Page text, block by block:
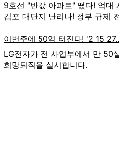
LG전자가 전 사업부에서 만 50
희망퇴직을 실시합니다.